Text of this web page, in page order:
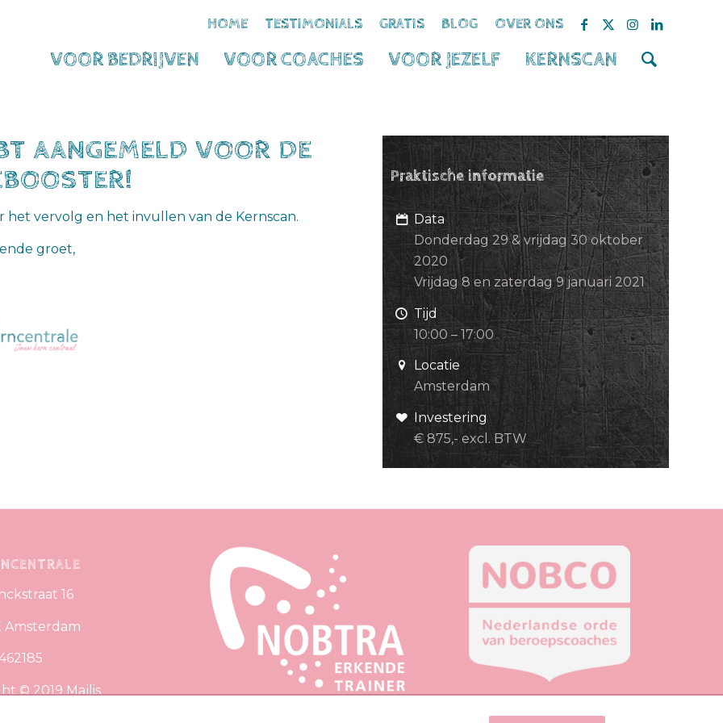
HOME TESTIMONIALS GRATIS BLOG OVER ONS
VOOR BEDRIJVEN VOOR COACHES VOOR JEZELF KERNSCAN
AANGEMELD VOOR DE
vervolg en het invullen van de Kernscan.
groet,
Praktische informatie
Data
Donderdag 29 & vrijdag 30 oktober
2020
Vrijdag 8 en zaterdag 9 januari 2021
Tijd
10:00 – 17:00
Locatie
Amsterdam
Investering
€ 875,- excl. BTW
16
Amsterdam
© 2019 Majlis